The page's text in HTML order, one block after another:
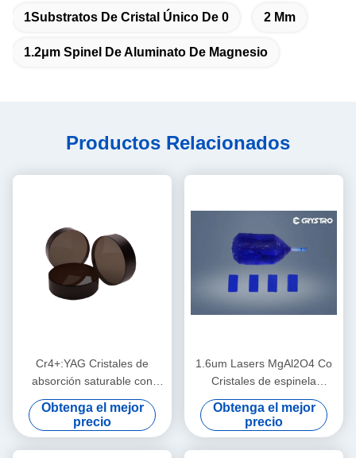
1Substratos De Cristal Único De 0 2 Μm
1.2μm Spinel De Aluminato De Magnesio
Productos Relacionados
Cr4+:YAG Cristales de
absorción saturable con
interruptor Q pasivo, alto
umbral de daño láser y
funcionamiento de
frecuencia repetitiva estable
Obtenga el mejor
precio
1.6um Lasers MgAl2O4 Co
Cristales de espinela
Resistente a los rayos UV
sin intrácvalidad
Obtenga el mejor
precio